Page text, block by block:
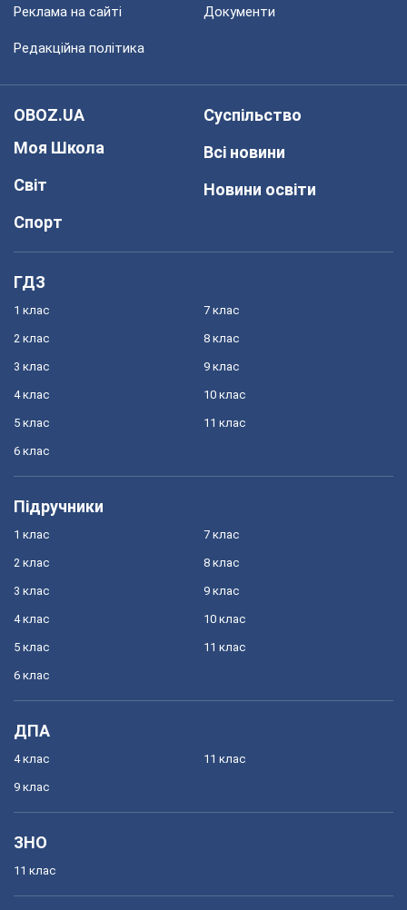
Реклама на сайті Документи
Редакційна політика
OBOZ.UA
Моя Школа
Світ
Спорт
Суспільство
Всі новини
Новини освіти
ГДЗ
1 клас
2 клас
3 клас
4 клас
5 клас
6 клас
7 клас
8 клас
9 клас
10 клас
11 клас
Підручники
1 клас
2 клас
3 клас
4 клас
5 клас
6 клас
7 клас
8 клас
9 клас
10 клас
11 клас
ДПА
4 клас
9 клас
11 клас
ЗНО
11 клас